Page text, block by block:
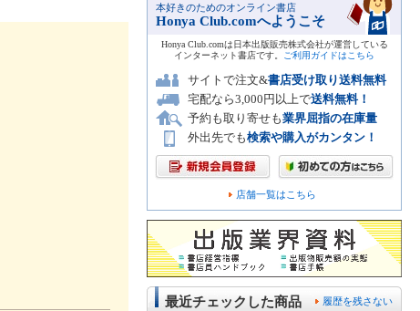
本好きのためのオンライン書店
Honya Club.comへようこそ
Honya Club.comは日本出版販売株式会社が運営している
インターネット書店です。
ご利用ガイドはこちら
サイトで注文&書店受け取り送料無料
宅配なら3,000円以上で送料無料！
予約も取り寄せも業界屈指の在庫量
外出先でも検索や購入がカンタン！
店舗一覧はこちら
履歴を残さない
最近チェックした商品